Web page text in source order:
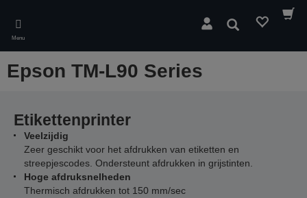
main
content
Menu
Zoeken
Epson TM-L90 Series
Etikettenprinter
Veelzijdig
Zeer geschikt voor het afdrukken van etiketten en
streepjescodes. Ondersteunt afdrukken in grijstinten.
Hoge afdruksnelheden
Thermisch afdrukken tot 150 mm/sec